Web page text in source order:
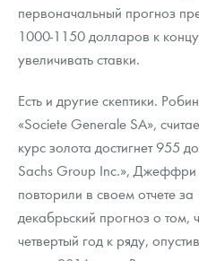
первоначальный прогноз
1000-1150 долларов к
увеличивать ставки.
Есть и другие скептики.
«Societe Generale SA»,
курс золота достигнет 955
Sachs Group Inc.»,
повторили в своем отчете
декабрьский прогноз о том,
четвертый год к ряду,